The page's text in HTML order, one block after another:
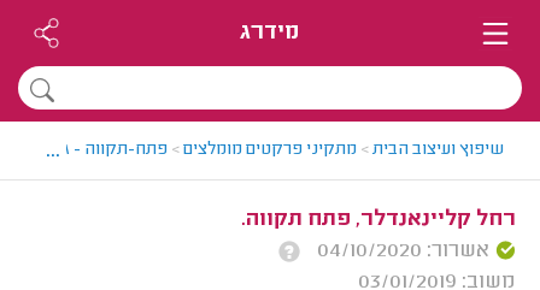
מידרג
שיפוץ ועיצוב הבית> מתקיני פרקטים מומלצים> פתח-תקווה - גבעת
...
רחל קליינאנדלר, פתח תקווה.
אשרור: 04/10/2020
משוב: 03/01/2019